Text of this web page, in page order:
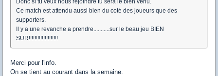
Donc si tu veux nous rejoindre tu sera le bien venu.
Ce match est attendu aussi bien du coté des joueurs que des
supporters.
Il y a une revanche a prendre...........sur le beau jeu BIEN
SUR!!!!!!!!!!!!!!!!!!!!
Merci pour l'info.
On se tient au courant dans la semaine.